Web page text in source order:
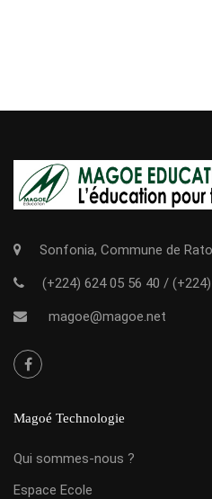
Sonfonia, Commune de
(+224) 624 05 56 40 /
magoe@magoe.net
Magoé Technologie
Qui sommes-nous ?
Espace Ecole